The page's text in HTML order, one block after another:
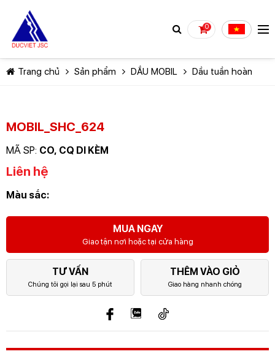
0
Trang chủ Sản phẩm DẦU MOBIL Dầu tuần hoàn
MOBIL_SHC_624
MÃ SP: CO, CQ DI KÈM
Liên hệ
Màu sắc:
MUA NGAY
Giao tận nơi hoặc tại cửa hàng
TƯ VẤN
Chúng tôi gọi lại sau 5 phút
THÊM VÀO GIỎ
Giao hàng nhanh chóng